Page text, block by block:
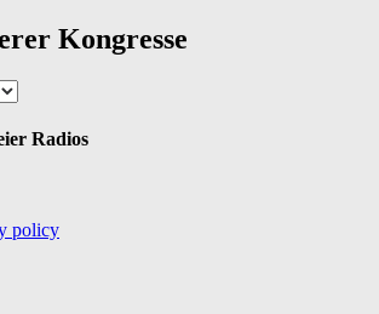
Kongresse
Radios
policy